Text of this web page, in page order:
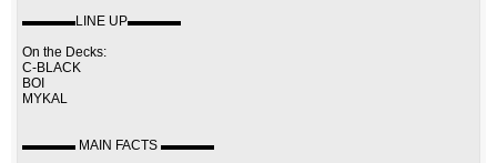
▬▬▬▬LINE UP▬▬▬▬
On the Decks:
C-BLACK
BOI
MYKAL
▬▬▬▬ MAIN FACTS ▬▬▬▬